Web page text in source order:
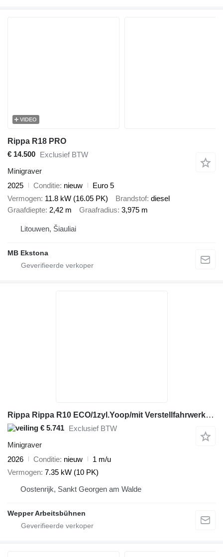
VIDEO
Rippa R18 PRO
€ 14.500 Exclusief BTW
Minigraver
2025
Conditie nieuw
Euro 5
Vermogen 11.8 kW (16.05 PK) Brandstof diesel
Graafdiepte 2,42 m Graafradius 3,975 m
Litouwen, Šiauliai
MB Ekstona
Rippa Rippa R10 ECO/1zyl.Yoop/mit Verstellfahrwerk/Sei
€ 5.741 Exclusief BTW
Minigraver
2026
Conditie nieuw
1 m/u
Vermogen 7.35 kW (10 PK)
Oostenrijk, Sankt Georgen am Walde
Wepper Arbeitsbühnen